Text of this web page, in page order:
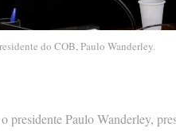
do COB, Paulo Wanderley.
presidente Paulo Wanderley,